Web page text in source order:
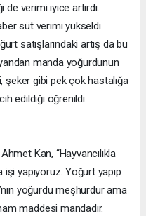
verimi iyice artırdı.
süt verimi yükseldi.
satışlarındaki artış da bu
manda yoğurdunun
şeker gibi pek çok hastalığa
edildiği öğrenildi.
Kan, “Hayvancılıkla
yapıyoruz. Yoğurt yapıp
yoğurdu meşhurdur ama
maddesi mandadır.